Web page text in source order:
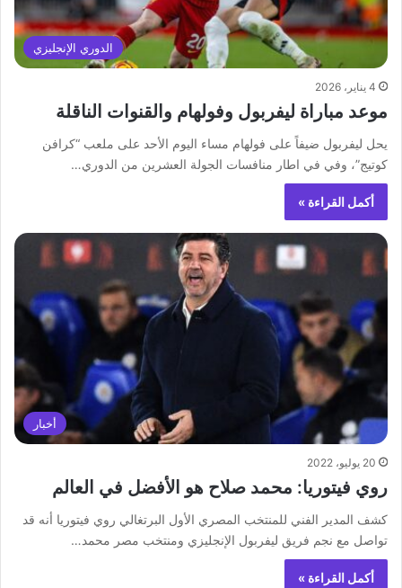
الدوري الإنجليزي
4 يناير، 2026
موعد مباراة ليفربول وفولهام والقنوات الناقلة
يحل ليفربول ضيفاً على فولهام مساء اليوم الأحد على ملعب “كرافن
كوتيج”، وفي في اطار منافسات الجولة العشرين من الدوري…
أكمل القراءة »
أخبار
20 يوليو، 2022
روي فيتوريا: محمد صلاح هو الأفضل في العالم
كشف المدير الفني للمنتخب المصري الأول البرتغالي روي فيتوريا أنه قد
تواصل مع نجم فريق ليفربول الإنجليزي ومنتخب مصر محمد…
أكمل القراءة »